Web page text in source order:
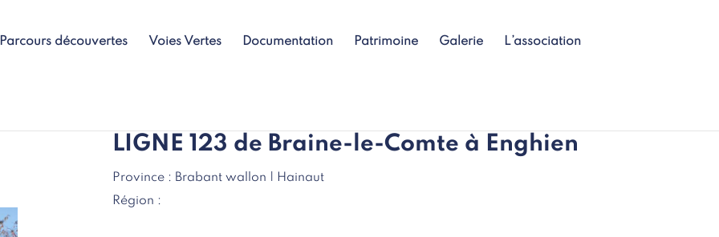
Parcours découvertes Voies Vertes Documentation Patrimoine Galerie L’association
LIGNE 123 de Braine-le-Comte à Enghien
Province : Brabant wallon | Hainaut
Région :